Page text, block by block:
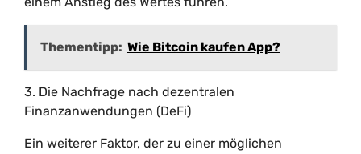
Thementipp: Wie Bitcoin kaufen App?
3. Die Nachfrage nach dezentralen
Finanzanwendungen (DeFi)
Ein weiterer Faktor, der zu einer möglichen